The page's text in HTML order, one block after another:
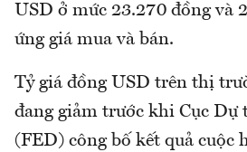
USD ở mức 23.270 đồng và
ứng giá mua và bán.
Tỷ giá đồng USD trên thị
đang giảm trước khi Cục Dự
(FED) công bố kết quả cuộc